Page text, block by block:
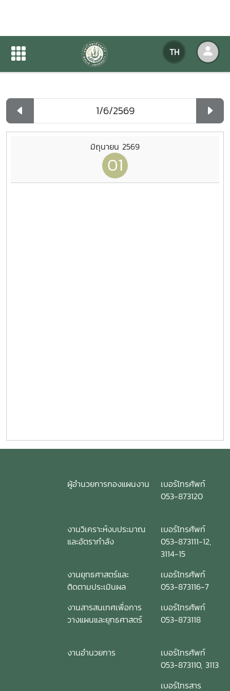
TH
ปฏิทินกิจกรรมของหน่วยงาน
ปฏิทินกิจกรรมของหน่วยงาน
มิถุนายน 2569
01
ผู้อำนวยการกองแผนงาน
เบอร์โทรศัพท์
053-873120
งานวิเคราะห์งบประมาณ
และอัตรากำลัง
เบอร์โทรศัพท์
053-873111-12,
3114-15
งานยุทธศาสตร์และ
ติดตามประเมินผล
เบอร์โทรศัพท์
053-873116-7
งานสารสนเทศเพื่อการ
วางแผนและยุทธศาสตร์
เบอร์โทรศัพท์
053-873118
งานอำนวยการ
เบอร์โทรศัพท์
053-873110, 3113
เบอร์โทรสาร